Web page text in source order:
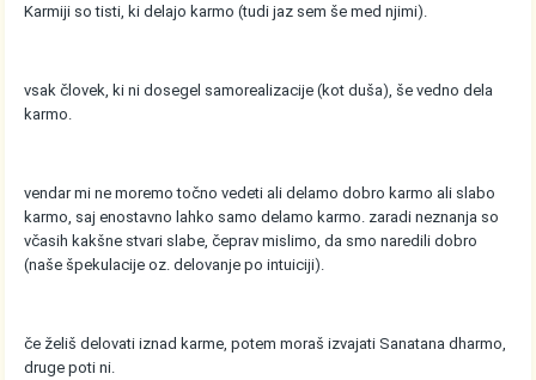
Karmiji so tisti, ki delajo karmo (tudi jaz sem še med njimi).
vsak človek, ki ni dosegel samorealizacije (kot duša), še vedno dela
karmo.
vendar mi ne moremo točno vedeti ali delamo dobro karmo ali slabo
karmo, saj enostavno lahko samo delamo karmo. zaradi neznanja so
včasih kakšne stvari slabe, čeprav mislimo, da smo naredili dobro
(naše špekulacije oz. delovanje po intuiciji).
če želiš delovati iznad karme, potem moraš izvajati Sanatana dharmo,
druge poti ni.